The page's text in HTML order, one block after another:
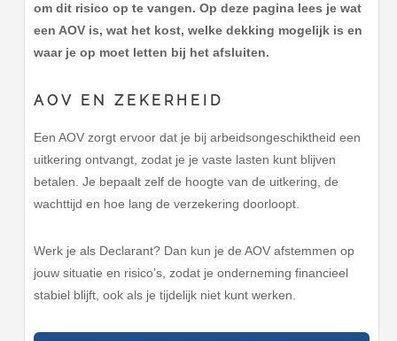
om dit risico op te vangen. Op deze pagina lees je wat
een AOV is, wat het kost, welke dekking mogelijk is en
waar je op moet letten bij het afsluiten.
AOV EN ZEKERHEID
Een AOV zorgt ervoor dat je bij arbeidsongeschiktheid een
uitkering ontvangt, zodat je je vaste lasten kunt blijven
betalen. Je bepaalt zelf de hoogte van de uitkering, de
wachttijd en hoe lang de verzekering doorloopt.
Werk je als Declarant? Dan kun je de AOV afstemmen op
jouw situatie en risico’s, zodat je onderneming financieel
stabiel blijft, ook als je tijdelijk niet kunt werken.